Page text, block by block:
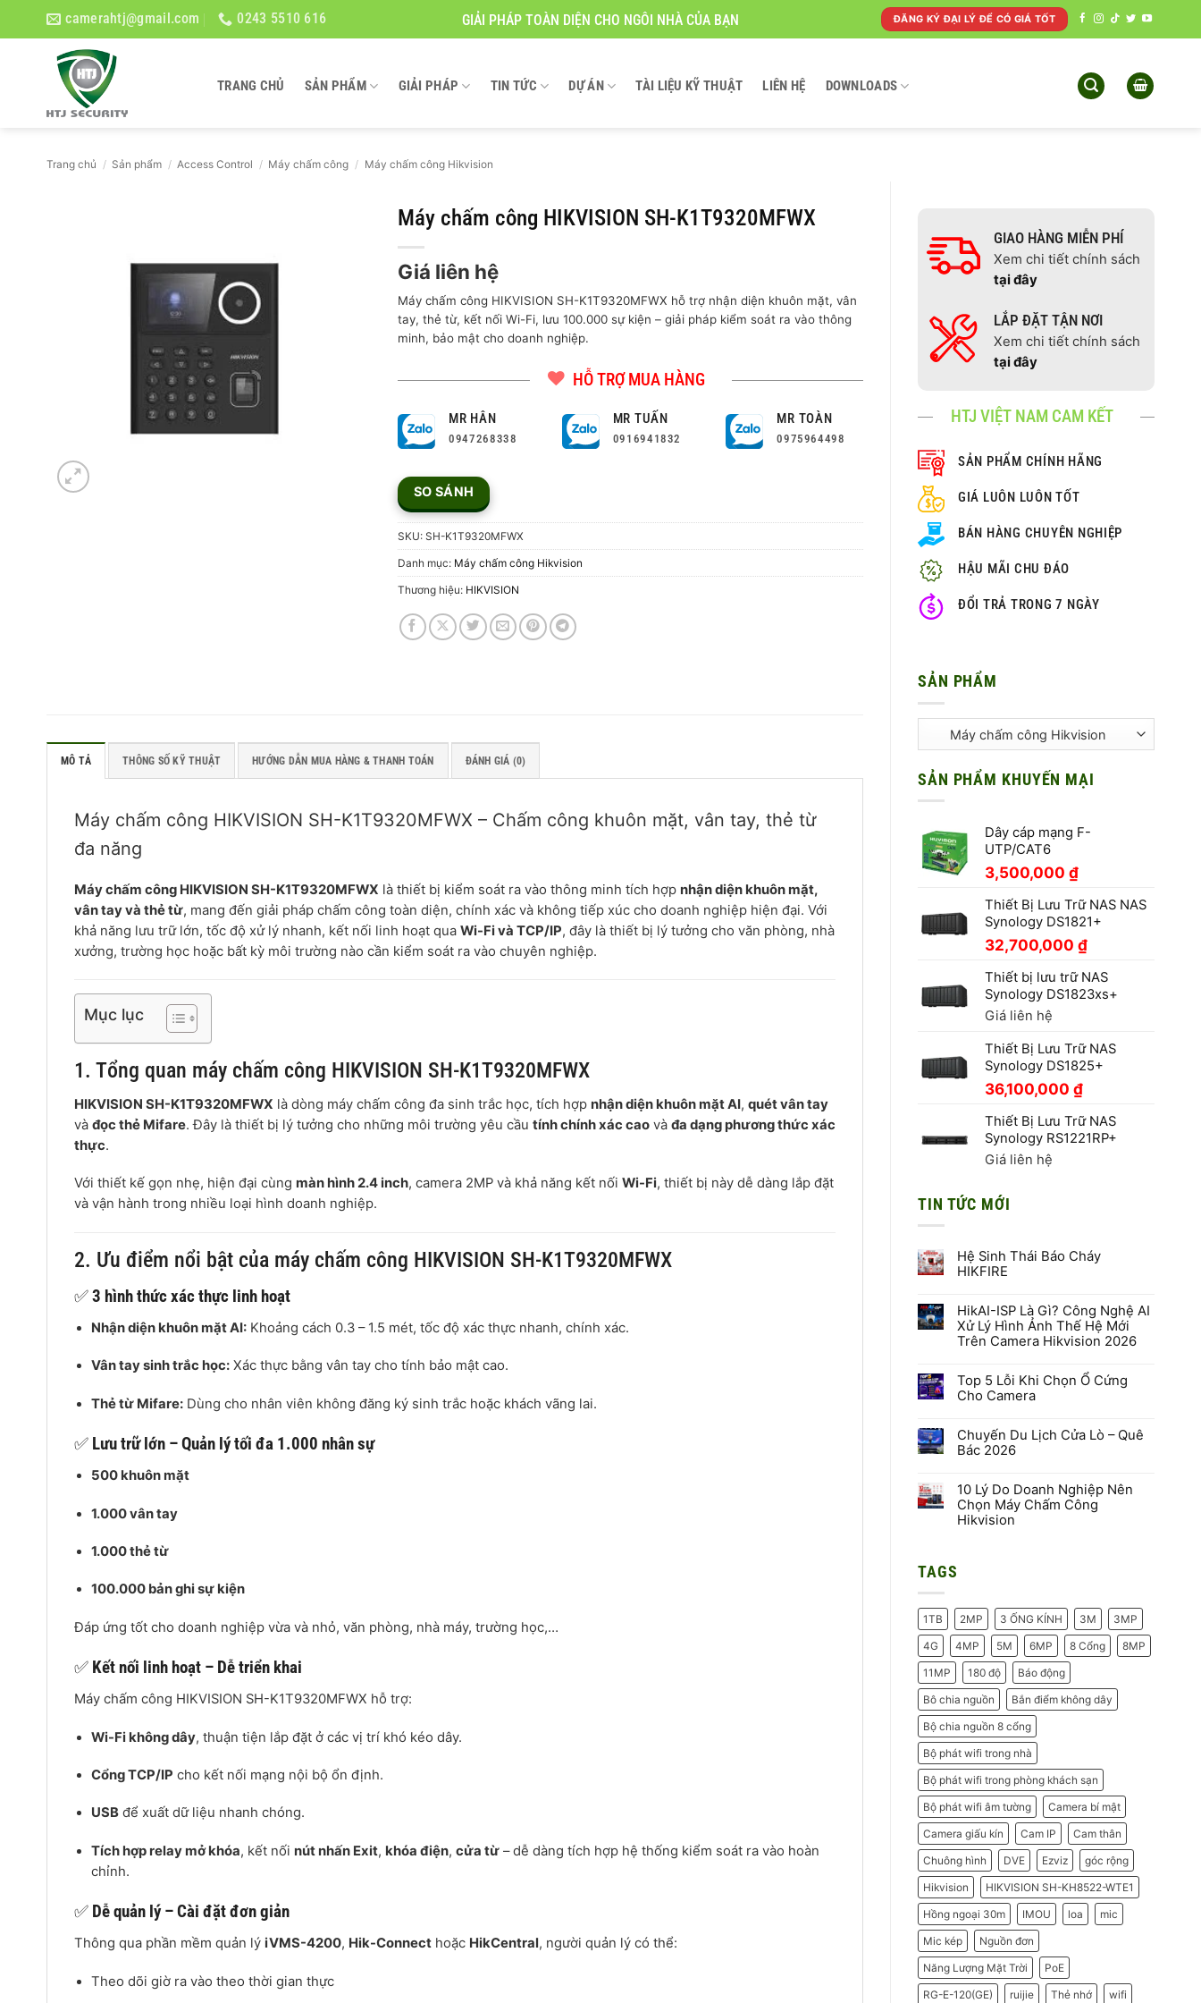
camerahtj@gmail.com 0243 5510 616 GIẢI PHÁP TOÀN DIỆN CHO NGÔI NHÀ CỦA BẠN ĐĂNG KÝ ĐẠI LÝ ĐỂ CÓ GIÁ TỐT
TRANG CHỦ SẢN PHẨM GIẢI PHÁP TIN TỨC DỰ ÁN TÀI LIỆU KỸ THUẬT LIÊN HỆ DOWNLOADS
Trang chủ / Sản phẩm / Access Control / Máy chấm công / Máy chấm công Hikvision
GIAO HÀNG MIỄN PHÍ
Xem chi tiết chính sách
tại đây
LẮP ĐẶT TẬN NƠI
Xem chi tiết chính sách
tại đây
HTJ VIỆT NAM CAM KẾT
SẢN PHẨM CHÍNH HÃNG
GIÁ LUÔN LUÔN TỐT
BÁN HÀNG CHUYÊN NGHIỆP
HẬU MÃI CHU ĐÁO
ĐỔI TRẢ TRONG 7 NGÀY
SẢN PHẨM
SẢN PHẨM KHUYẾN MẠI
Dây cáp mạng F-
UTP/CAT6
3,500,000 ₫
Thiết Bị Lưu Trữ NAS NAS
Synology DS1821+
32,700,000 ₫
Thiết bị lưu trữ NAS
Synology DS1823xs+
Giá liên hệ
Thiết Bị Lưu Trữ NAS
Synology DS1825+
36,100,000 ₫
Thiết Bị Lưu Trữ NAS
Synology RS1221RP+
Giá liên hệ
TIN TỨC MỚI
Hệ Sinh Thái Báo Cháy
HIKFIRE
bình
luận
ở
Hệ
Báo
Cháy
HIKFIRE
HikAI-ISP Là Gì? Công Nghệ AI
Xử Lý Hình Ảnh Thế Hệ Mới
Trên Camera Hikvision 2026
bình
luận
ở
Là
Gì?
Công
Xử
Lý
Hình
Ảnh
Camera
Top 5 Lỗi Khi Chọn Ổ Cứng
Cho Camera
bình
luận
ở
Lỗi
Khi
Chọn
Ổ
Chuyến Du Lịch Cửa Lò – Quê
Bác 2026
bình
luận
ở
Chuyến
–
2026
10 Lý Do Doanh Nghiệp Nên
Chọn Máy Chấm Công
Hikvision
ở
Do
Doanh
Nghiệp
Nên
Chọn
Máy
Chấm
Công
Hikvision
TAGS
1TB 2MP 3 ỐNG KÍNH 3M
3MP
4G
4MP 5M 6MP 8 Cổng
8MP
11MP
180 độ
Báo động
Bô chia nguồn
Bắn điểm không dây
Bộ chia nguồn 8 cổng
Bộ phát wifi trong nhà
Bộ phát wifi trong phòng khách sạn
Bộ phát wifi âm tường
Camera bí mật
Camera giấu kín
Cam IP
Cam thân
Chuông hình
DVE Ezviz
góc rộng
Hikvision
HIKVISION SH-KH8522-WTE1
Hồng ngoại 30m
IMOU loa
mic
Mic kép
Nguồn đơn
Năng Lượng Mặt Trời
PoE
RG-E-120(GE)
ruijie Thẻ nhớ
wifi
Máy chấm công HIKVISION SH-K1T9320MFWX
Giá liên hệ
Máy chấm công HIKVISION SH-K1T9320MFWX hỗ trợ nhận diện khuôn mặt, vân
tay, thẻ từ, kết nối Wi-Fi, lưu 100.000 sự kiện – giải pháp kiểm soát ra vào thông
minh, bảo mật cho doanh nghiệp.
HỖ TRỢ MUA HÀNG
MR HÂN
0947268338
MR TUẤN
0916941832
MR TOÀN
0975964498
SO SÁNH
SKU:SH-K1T9320MFWX
Danh mục: Máy chấm công Hikvision
Thương hiệu: HIKVISION
MÔ TẢ THÔNG SỐ KỸ THUẬT HƯỚNG DẪN MUA HÀNG & THANH TOÁN ĐÁNH GIÁ (0)
Máy chấm công HIKVISION SH-K1T9320MFWX – Chấm công khuôn mặt, vân tay, thẻ từ
đa năng
Máy chấm công HIKVISION SH-K1T9320MFWX là thiết bị kiểm soát ra vào thông minh tích hợp nhận diện khuôn mặt,
vân tay và thẻ từ, mang đến giải pháp chấm công toàn diện, chính xác và không tiếp xúc cho doanh nghiệp hiện đại. Với
khả năng lưu trữ lớn, tốc độ xử lý nhanh, kết nối linh hoạt qua Wi-Fi và TCP/IP, đây là thiết bị lý tưởng cho văn phòng, nhà
xưởng, trường học hoặc bất kỳ môi trường nào cần kiểm soát ra vào chuyên nghiệp.
Mục lục
1. Tổng quan máy chấm công HIKVISION SH-K1T9320MFWX
HIKVISION SH-K1T9320MFWX là dòng máy chấm công đa sinh trắc học, tích hợp nhận diện khuôn mặt AI, quét vân tay
và đọc thẻ Mifare. Đây là thiết bị lý tưởng cho những môi trường yêu cầu tính chính xác cao và đa dạng phương thức xác
thực.
Với thiết kế gọn nhẹ, hiện đại cùng màn hình 2.4 inch, camera 2MP và khả năng kết nối Wi-Fi, thiết bị này dễ dàng lắp đặt
và vận hành trong nhiều loại hình doanh nghiệp.
2. Ưu điểm nổi bật của máy chấm công HIKVISION SH-K1T9320MFWX
✅3 hình thức xác thực linh hoạt
Nhận diện khuôn mặt AI: Khoảng cách 0.3 – 1.5 mét, tốc độ xác thực nhanh, chính xác.
Vân tay sinh trắc học: Xác thực bằng vân tay cho tính bảo mật cao.
Thẻ từ Mifare: Dùng cho nhân viên không đăng ký sinh trắc hoặc khách vãng lai.
✅ Lưu trữ lớn – Quản lý tối đa 1.000 nhân sự
500 khuôn mặt
1.000 vân tay
1.000 thẻ từ
100.000 bản ghi sự kiện
Đáp ứng tốt cho doanh nghiệp vừa và nhỏ, văn phòng, nhà máy, trường học,…
✅ Kết nối linh hoạt – Dễ triển khai
Máy chấm công HIKVISION SH-K1T9320MFWX hỗ trợ:
Wi-Fi không dây, thuận tiện lắp đặt ở các vị trí khó kéo dây.
Cổng TCP/IP cho kết nối mạng nội bộ ổn định.
USB để xuất dữ liệu nhanh chóng.
Tích hợp relay mở khóa, kết nối nút nhấn Exit, khóa điện,cửa từ – dễ dàng tích hợp hệ thống kiểm soát ra vào hoàn
chỉnh.
✅ Dễ quản lý – Cài đặt đơn giản
Thông qua phần mềm quản lý iVMS-4200, Hik-Connect hoặc HikCentral, người quản lý có thể:
Theo dõi giờ ra vào theo thời gian thực